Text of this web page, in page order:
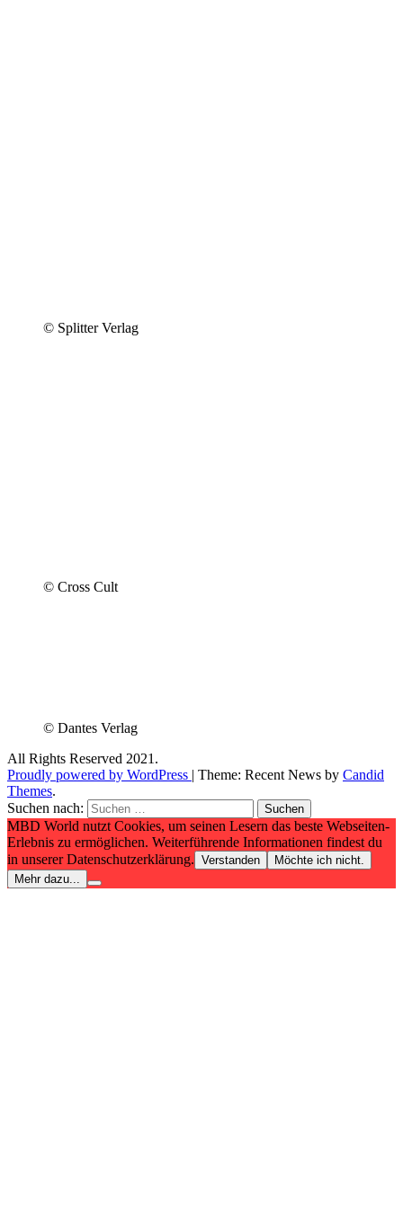
© Splitter Verlag
© Cross Cult
© Dantes Verlag
All Rights Reserved 2021.
Proudly powered by WordPress | Theme: Recent News by Candid
Themes.
Suchen nach:
MBD World nutzt Cookies, um seinen Lesern das beste Webseiten-
Erlebnis zu ermöglichen. Weiterführende Informationen findest du
in unserer Datenschutzerklärung. Verstanden
Möchte ich nicht.
Mehr dazu...